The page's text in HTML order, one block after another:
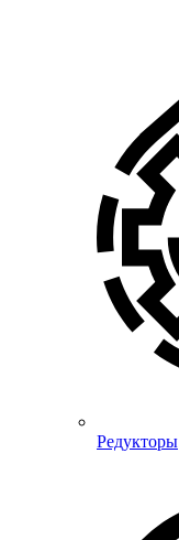
Редукторы